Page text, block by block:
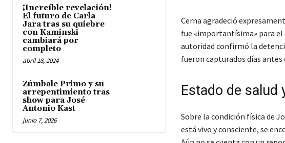
¡Increíble revelación!
El futuro de Carla
Jara tras su quiebre
con Kaminski
cambiará por
completo
abril 18, 2024
Zúmbale Primo y su
arrepentimiento tras
show para José
Antonio Kast
junio 7, 2026
Cerna agradeció
fue «importantísima» para el
autoridad confirmó la
fueron capturados días
Estado de salud
Sobre la condición física de
está vivo y consciente, se